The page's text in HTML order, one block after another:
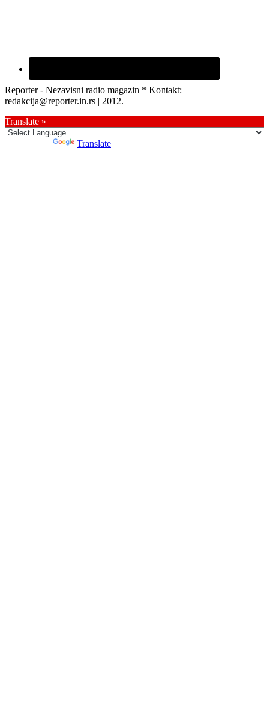
Reporter - Nezavisni radio magazin * Kontakt:
redakcija@reporter.in.rs | 2012.
Translate »
Translate